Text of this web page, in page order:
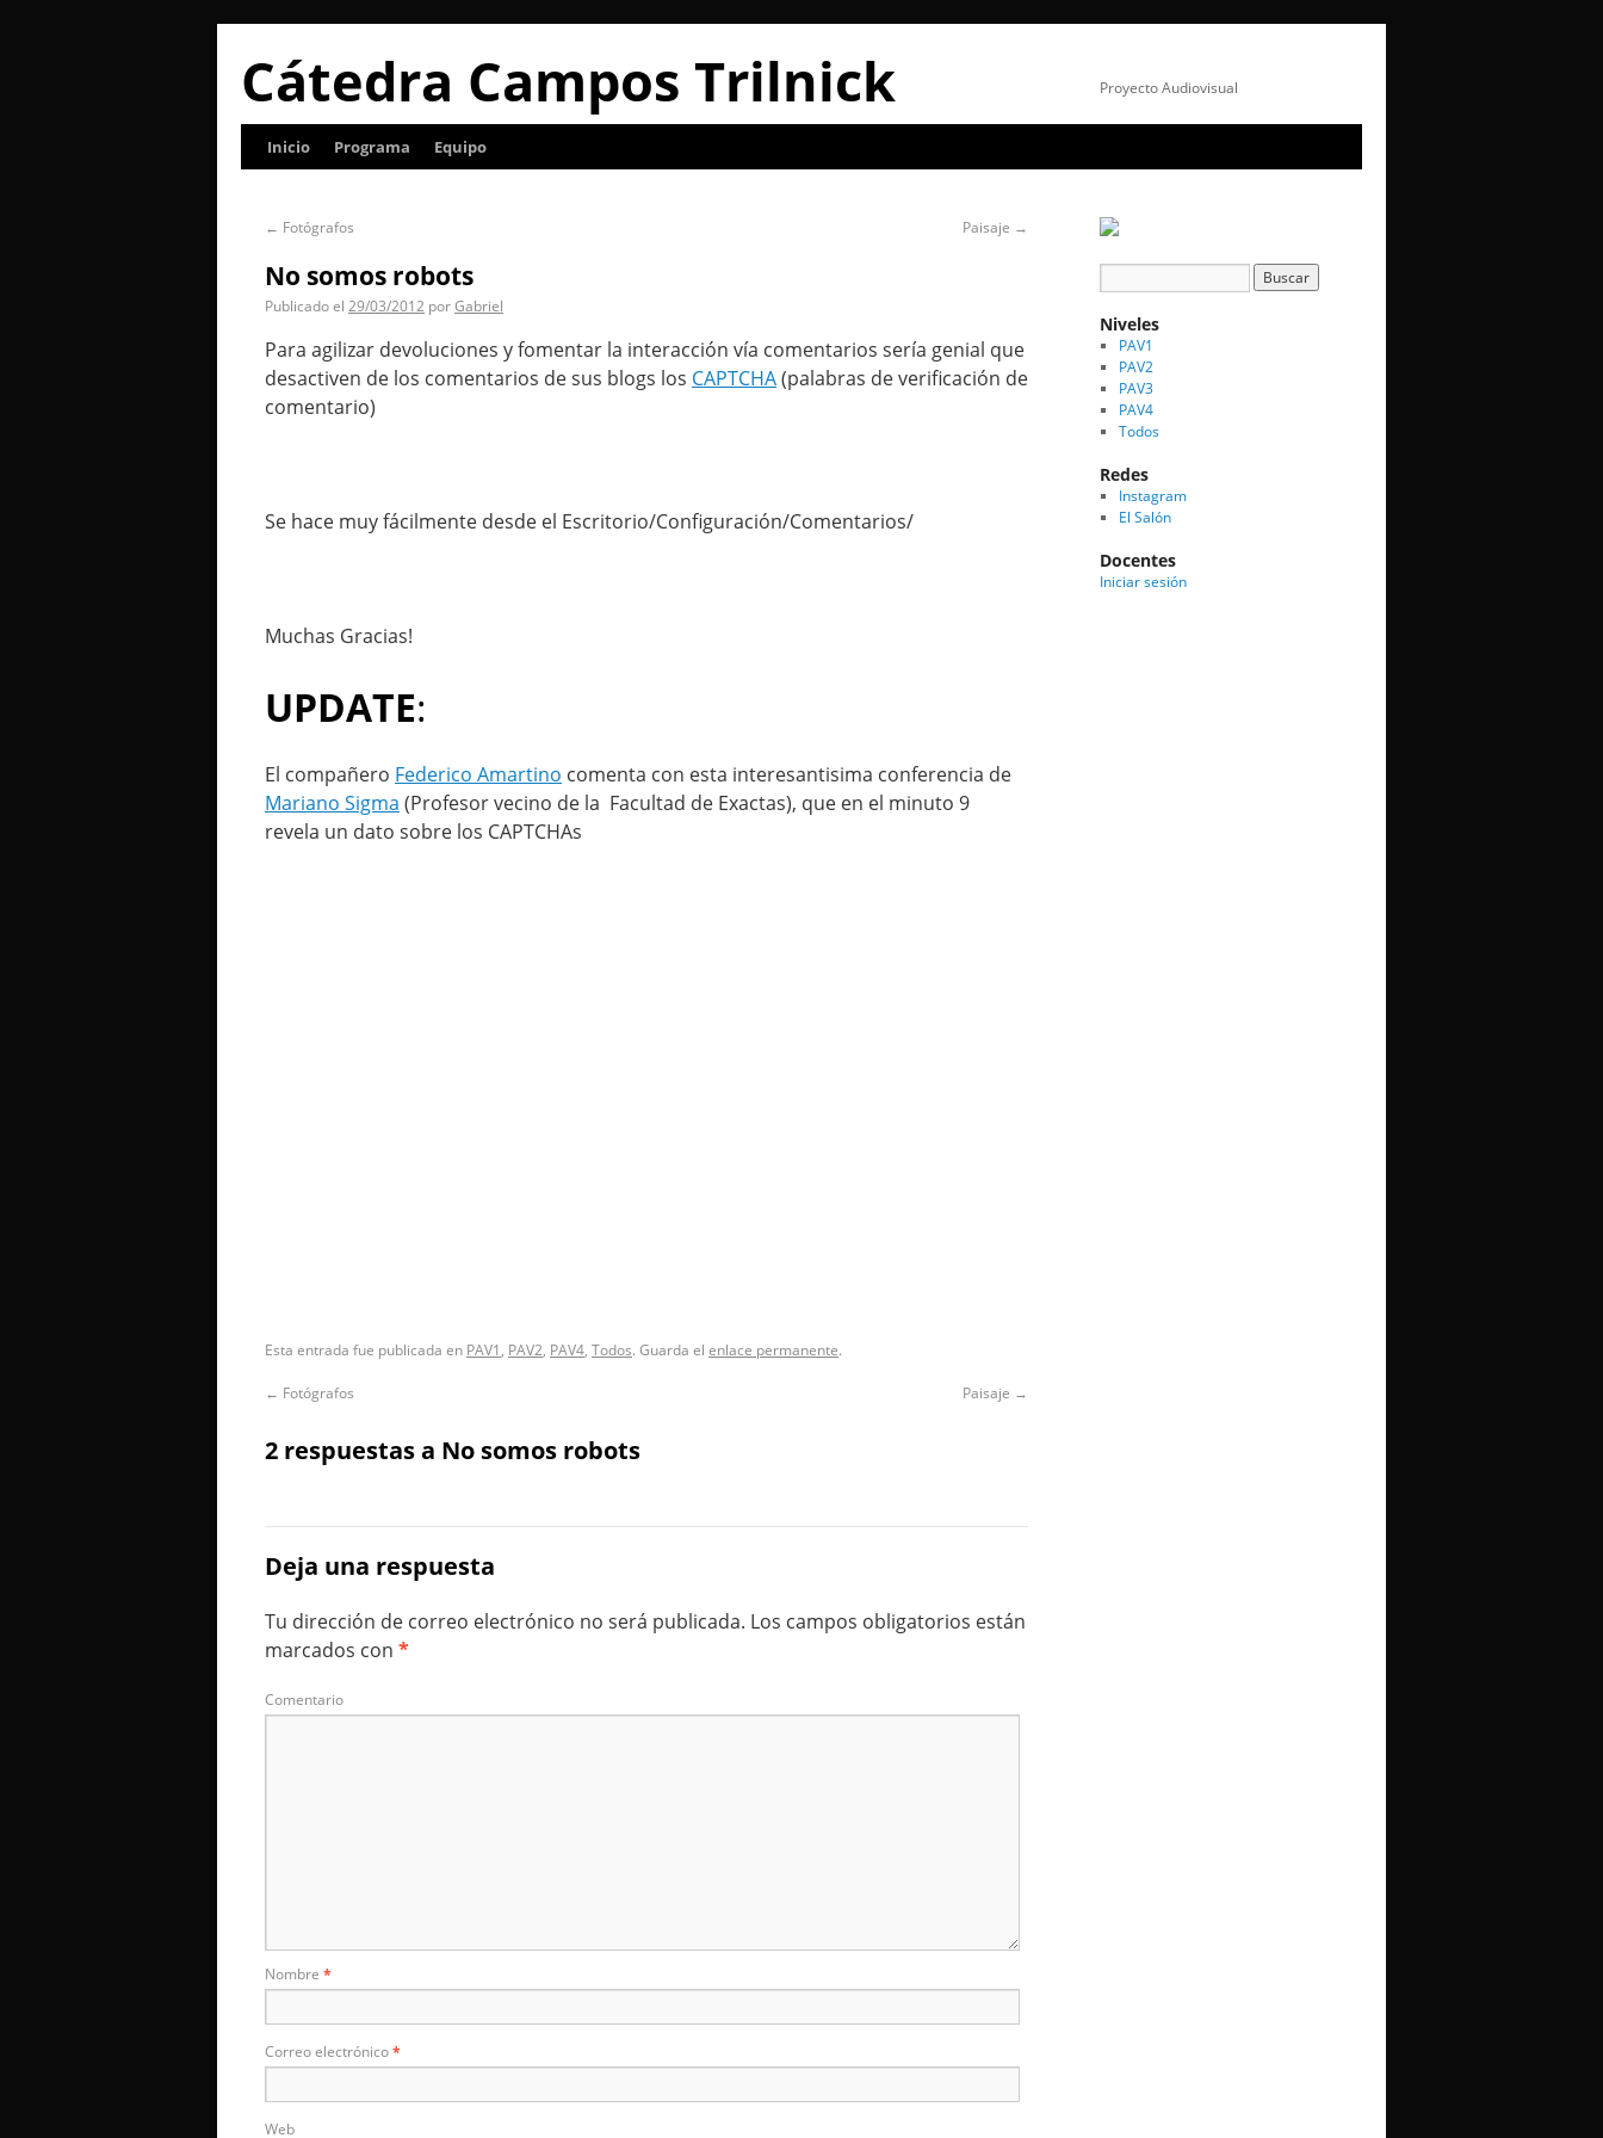
Cátedra Campos Trilnick Proyecto Audiovisual
Inicio Programa Equipo
← Fotógrafos Paisaje →
No somos robots
Publicado el 29/03/2012 porGabriel
Para agilizar devoluciones y fomentar la interacción vía comentarios sería genial que
desactiven de los comentarios de sus blogs los CAPTCHA(palabras de verificación de
comentario)
Se hace muy fácilmente desde el Escritorio/Configuración/Comentarios/
Muchas Gracias!
UPDATE:
El compañero Federico Amartino comenta con esta interesantisima conferencia de
Mariano Sigma (Profesor vecino de la Facultad de Exactas), que en el minuto 9
revela un dato sobre los CAPTCHAs
Esta entrada fue publicada en PAV1 , PAV2, PAV4, Todos. Guarda el enlace permanente.
← Fotógrafos Paisaje →
2 respuestas a No somos robots
Deja una respuesta
Tu dirección de correo electrónico no será publicada. Los campos obligatorios están
marcados con *
Comentario
Nombre *
Correo electrónico*
Web
Niveles
PAV1
PAV2
PAV3
PAV4
Todos
Redes
Instagram
El Salón
Docentes
Iniciar sesión